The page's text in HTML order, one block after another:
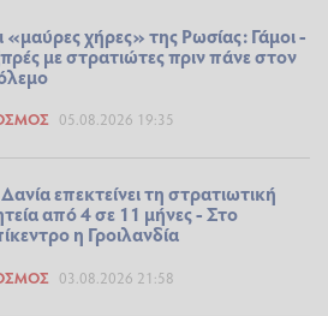
«μαύρες χήρες» της Ρωσίας: Γάμοι -
με στρατιώτες πριν πάνε στον
05.08.2026 19:35
επεκτείνει τη στρατιωτική
από 4 σε 11 μήνες - Στο
η Γροιλανδία
03.08.2026 21:58